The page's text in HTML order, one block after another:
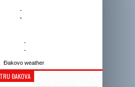
-
-
-
-
Đakovo weather
ĐAKOVA